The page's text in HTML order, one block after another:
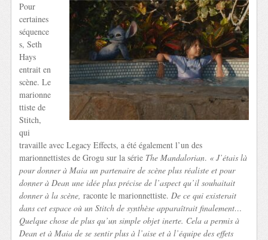
Pour
certaines
séquence
s, Seth
Hays
entrait en
scène. Le
marionne
ttiste de
Stitch,
qui
travaille avec Legacy Effects, a été également l’un des
marionnettistes de Grogu sur la série The Mandalorian. « J’étais là
pour donner à Maia un partenaire de scène plus réaliste et pour
donner à Dean une idée plus précise de l’aspect qu’il souhaitait
donner à la scène, raconte le marionnettiste.De ce qui existerait
dans cet espace où un Stitch de synthèse apparaîtrait finalement…
Quelque chose de plus qu’un simple objet inerte. Cela a permis à
Dean et à Maia de se sentir plus à l’aise et à l’équipe des effets